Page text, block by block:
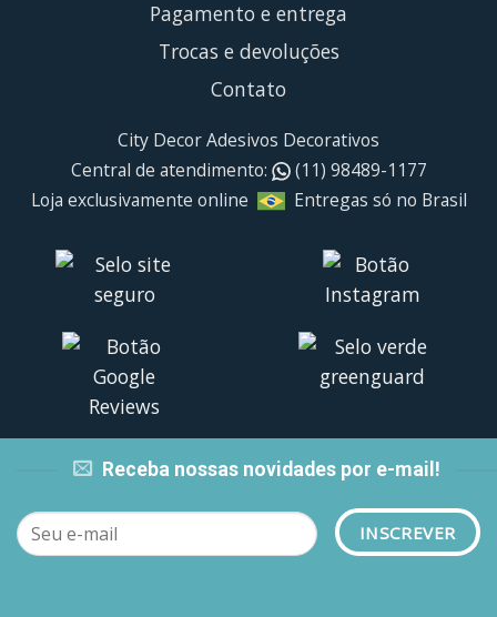
Pagamento e entrega
Trocas e devoluções
Contato
City Decor Adesivos Decorativos
Central de atendimento:
(11) 98489-1177
Loja exclusivamente online
Entregas só no Brasil
Receba nossas novidades por e-mail!